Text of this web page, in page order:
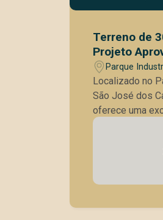
Terreno de
Projeto
Construção
se Industrial
Parque
Campos/SP
Localizado no
São José dos
oferece uma
para empresas,
profissionais
em uma região
atividade
bairro possui